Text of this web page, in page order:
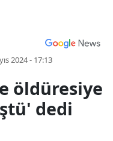
2024 - 17:13
öldüresiye
dedi